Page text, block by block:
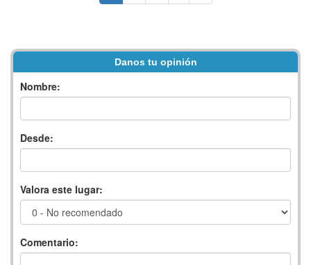
Danos tu opinión
Nombre:
Desde:
Valora este lugar:
Comentario: